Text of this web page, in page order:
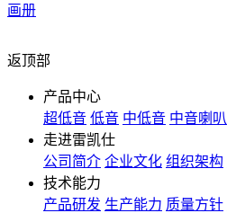
画册
返顶部
产品中心
超低音 低音 中低音 中音喇叭‌
走进雷凯仕
公司简介 企业文化 组织架构
技术能力
产品研发 生产能力 质量方针